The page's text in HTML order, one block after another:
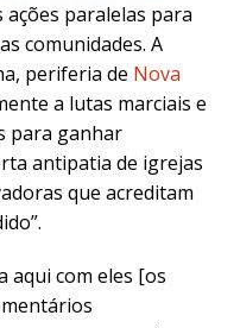
paralelas para
comunidades. A
periferia de Nova
a lutas marciais e
para ganhar
antipatia de igrejas
que acreditam
aqui com eles [os